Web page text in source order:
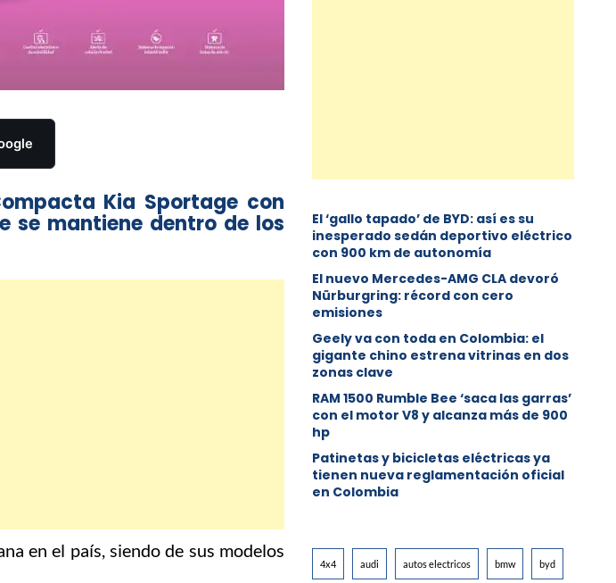
Kia Sportage con
se mantiene dentro de los
en el país, siendo de sus modelos
El ‘gallo tapado’ de BYD: así es su
inesperado sedán deportivo eléctrico
con 900 km de autonomía
El nuevo Mercedes-AMG CLA devoró
Nürburgring: récord con cero
emisiones
Geely va con toda en Colombia: el
gigante chino estrena vitrinas en dos
zonas clave
RAM 1500 Rumble Bee ‘saca las garras’
con el motor V8 y alcanza más de 900
hp
Patinetas y bicicletas eléctricas ya
tienen nueva reglamentación oficial
en Colombia
4x4 audi autos electricos bmw byd